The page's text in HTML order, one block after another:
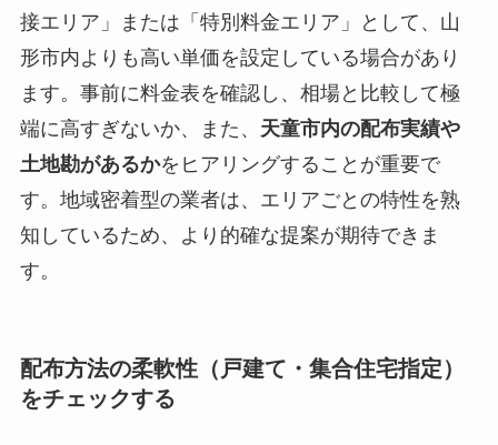
接エリア」または「特別料金エリア」として、山
形市内よりも高い単価を設定している場合があり
ます。事前に料金表を確認し、相場と比較して極
端に高すぎないか、また、 天童市内の配布実績や
土地勘があるかをヒアリングすることが重要で
す。地域密着型の業者は、エリアごとの特性を熟
知しているため、より的確な提案が期待できま
す。
配布方法の柔軟性（戸建て・集合住宅指定）
をチェックする